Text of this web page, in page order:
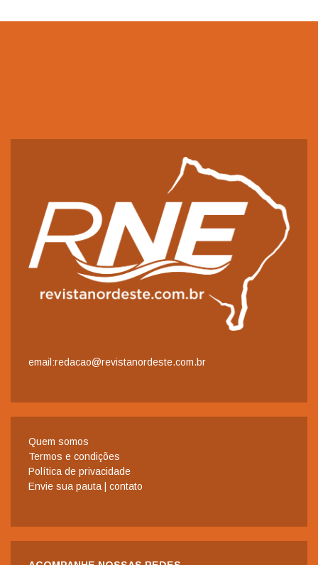
email:redacao@revistanordeste.com.br
Quem somos
Termos e condições
Política de privacidade
Envie sua pauta | contato